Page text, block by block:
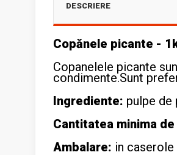
DESCRIERE
Copănele picante -
Copanelele picante
condimente.Sunt
Ingrediente: pulpe de
Cantitatea minima
Ambalare: in